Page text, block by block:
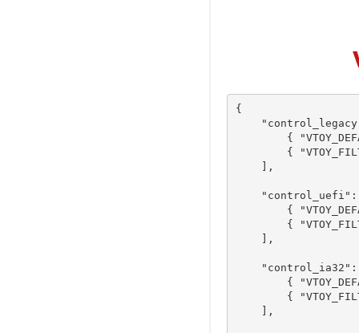
{
{
{
    ],
"control_uefi":
{
{
    ],
"control_ia32":
{
{
    ],